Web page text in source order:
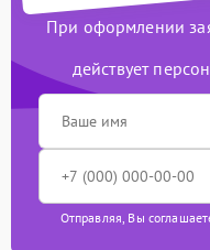
При оформлении
действует
Отправляя, Вы